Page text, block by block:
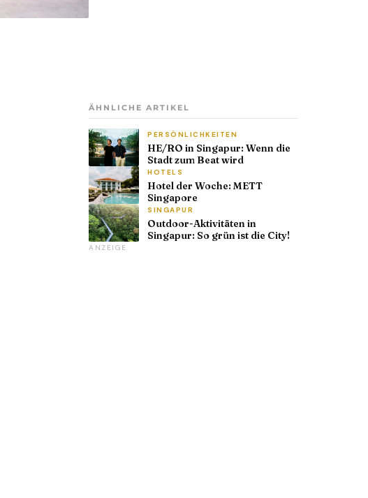
ÄHNLICHE ARTIKEL
PERSÖNLICHKEITEN
HE/RO in Singapur: Wenn die
Stadt zum Beat wird
HOTELS
Hotel der Woche: METT
Singapore
SINGAPUR
Outdoor-Aktivitäten in
Singapur: So grün ist die City!
ANZEIGE